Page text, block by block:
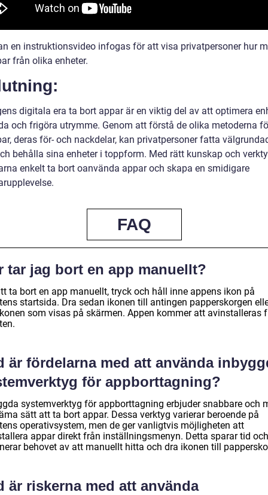
en instruktionsvideo infogas för att visa privatpersoner hur
från olika enheter.
digitala era ta bort appar är en viktig del av att optimera
och frigöra utrymme. Genom att förstå de olika metoderna
deras för- och nackdelar, kan privatpersoner fatta
behålla sina enheter i toppform. Med rätt kunskap och
enkelt ta bort oanvända appar och skapa en smidigare
FAQ
tar jag bort en app manuellt?
ta bort en app manuellt, tryck och håll inne appens ikon på
startsida. Dra sedan ikonen till antingen papperskorgen
som visas på skärmen. Appen kommer att avinstalleras
är fördelarna med att använda
för appborttagning?
systemverktyg för appborttagning erbjuder snabbare och
sätt att ta bort appar. Dessa verktyg varierar beroende på
operativsystem, men de ger vanligtvis möjligheten att
appar direkt från inställningsmenyn. Detta sparar tid och
behovet av att manuellt hitta och dra ikonen till
är riskerna med att använda